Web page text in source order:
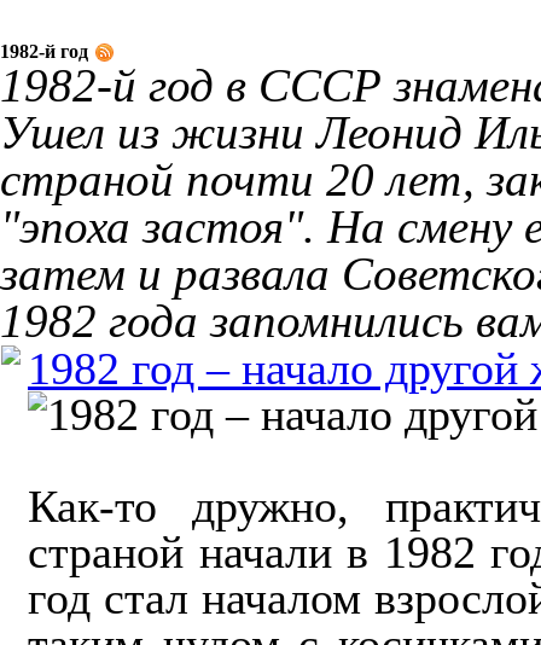
1982-й год
1982-й год в СССР
Ушел из жизни Леонид
страной почти 20 лет,
"эпоха застоя". На смену
затем и развала
1982 года запомнились
1982 год – начало другой
Как-то дружно,
страной начали в 1982
год стал началом